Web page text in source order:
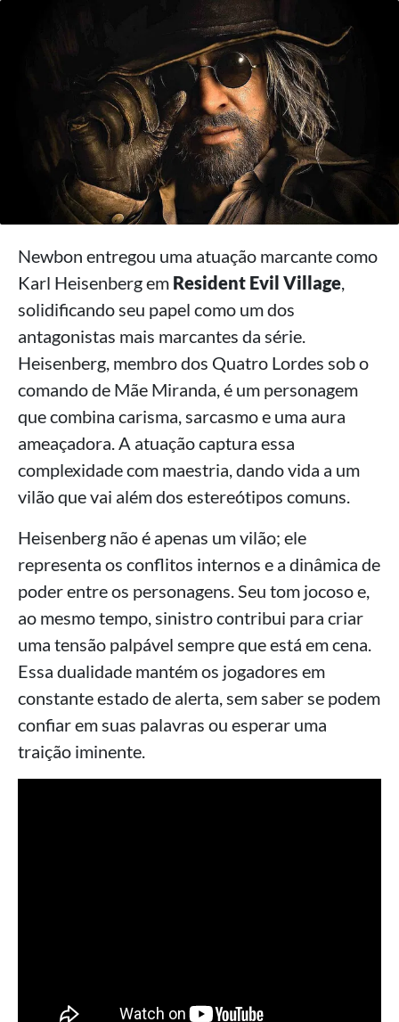
Newbon entregou uma atuação marcante como
Karl Heisenberg em Resident Evil Village,
solidificando seu papel como um dos
antagonistas mais marcantes da série.
Heisenberg, membro dos Quatro Lordes sob o
comando de Mãe Miranda, é um personagem
que combina carisma, sarcasmo e uma aura
ameaçadora. A atuação captura essa
complexidade com maestria, dando vida a um
vilão que vai além dos estereótipos comuns.
Heisenberg não é apenas um vilão; ele
representa os conflitos internos e a dinâmica de
poder entre os personagens. Seu tom jocoso e,
ao mesmo tempo, sinistro contribui para criar
uma tensão palpável sempre que está em cena.
Essa dualidade mantém os jogadores em
constante estado de alerta, sem saber se podem
confiar em suas palavras ou esperar uma
traição iminente.